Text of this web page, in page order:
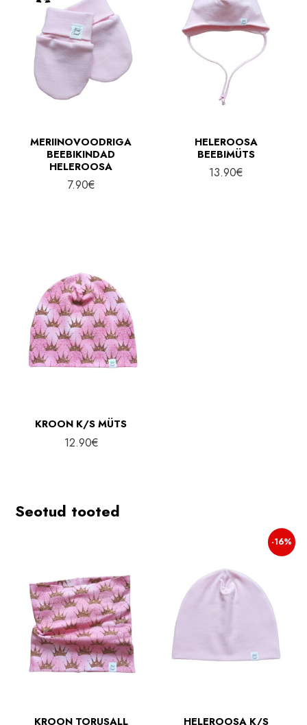
MERIINOVOODRIGA
BEEBIKINDAD
HELEROOSA
7.90€
HELEROOSA
BEEBIMÜTS
13.90€
KROON K/S MÜTS
12.90€
Seotud tooted
KROON TORUSALL
-16%
HELEROOSA K/S